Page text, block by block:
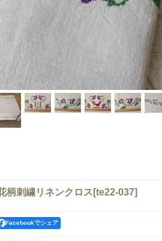
柄刺繍リネンクロス [te22-037]
Facebookでシェア